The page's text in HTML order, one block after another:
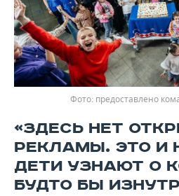
предоставлено
«ЗДЕСЬ НЕТ
РЕКЛАМЫ. ЭТО И
ДЕТИ УЗНАЮТ О
БУДТО БЫ